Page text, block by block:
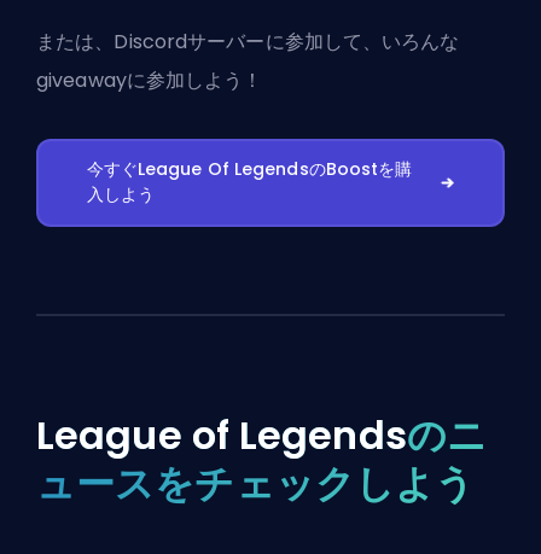
または、 Discordサーバーに参加して、いろんな
giveawayに参加しよう！
今すぐLeague Of LegendsのBoostを購
入しよう
League of Legendsのニ
ュースをチェックしよう